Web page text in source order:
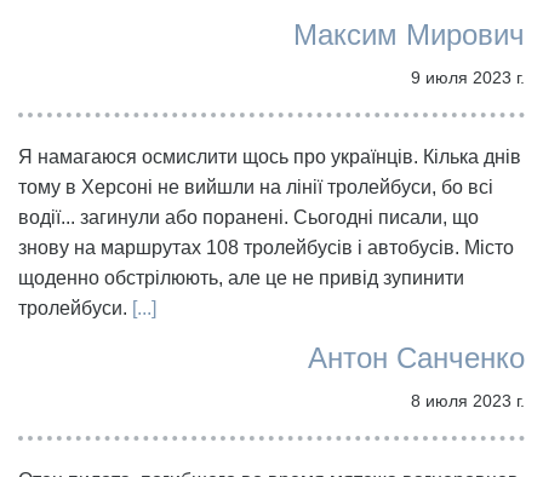
Максим Мирович
9 июля 2023 г.
Я намагаюся осмислити щось про українців. Кілька днів
тому в Херсоні не вийшли на лінії тролейбуси, бо всі
водії... загинули або поранені. Сьогодні писали, що
знову на маршрутах 108 тролейбусів і автобусів. Місто
щоденно обстрілюють, але це не привід зупинити
тролейбуси. [...]
Антон Санченко
8 июля 2023 г.